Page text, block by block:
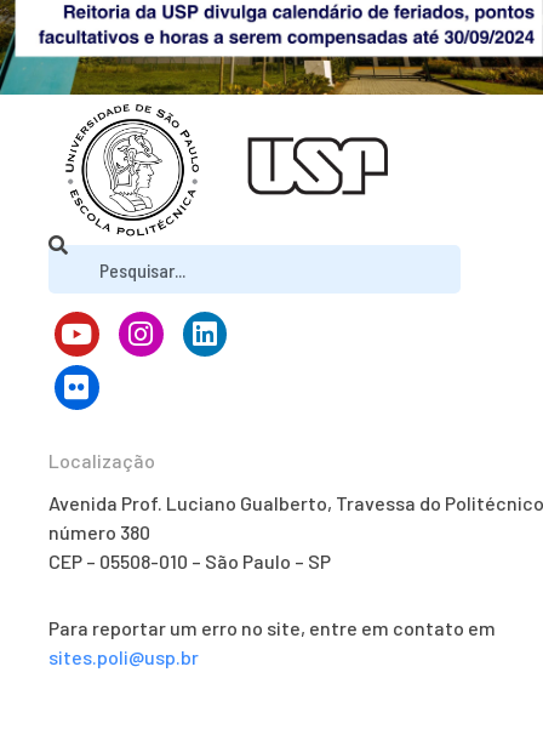
Localização
Avenida Prof. Luciano Gualberto, Travessa do
número 380
CEP – 05508-010 – São Paulo – SP
Para reportar um erro no site, entre em contato em
sites.poli@usp.br